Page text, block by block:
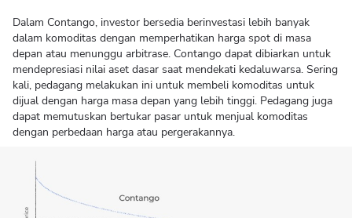
Dalam Contango, investor bersedia berinvestasi lebih banyak
dalam komoditas dengan memperhatikan harga spot di masa
depan atau menunggu arbitrase. Contango dapat dibiarkan untuk
mendepresiasi nilai aset dasar saat mendekati kedaluwarsa. Sering
kali, pedagang melakukan ini untuk membeli komoditas untuk
dijual dengan harga masa depan yang lebih tinggi. Pedagang juga
dapat memutuskan bertukar pasar untuk menjual komoditas
dengan perbedaan harga atau pergerakannya.